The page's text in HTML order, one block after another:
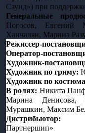
Саунд») при
Генеральные
Погосов, Евгений
Ханчалян, Марина
Режиссер-
Оператор-
Художник-
Художник по гриму:
Художник по
В ролях: Никита
Марина
Мурашкин, Максим
Дистрибьютор:
Партнершип»